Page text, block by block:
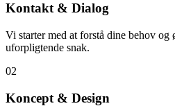
Kontakt & Dialog
Vi starter med at forstå dine behov og
uforpligtende snak.
02
Koncept & Design